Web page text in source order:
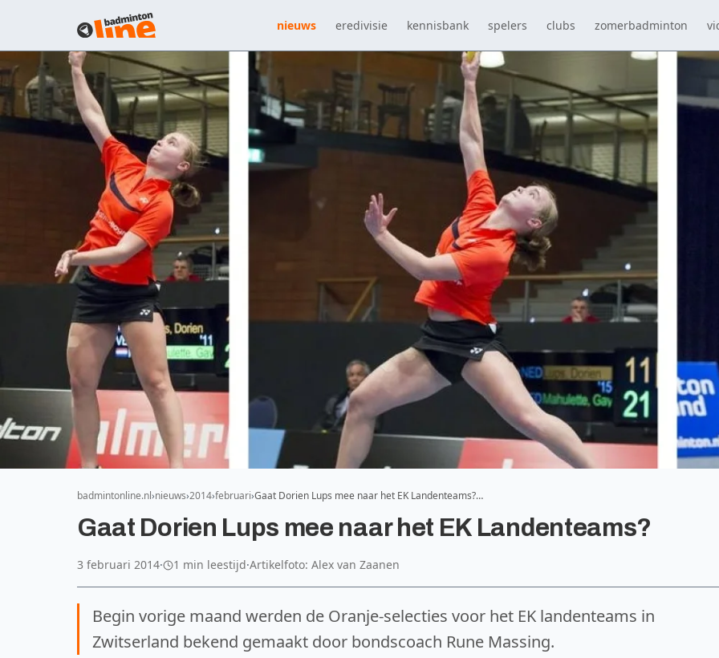
nieuws eredivisie kennisbank spelers clubs zomerbadminton
badmintonline.nl nieuws 2014 februari Gaat Dorien Lups mee naar het EK Landenteams?…
Gaat Dorien Lups mee naar het EK Landenteams?
3 februari 2014· 1 min leestijd·Artikelfoto: Alex van Zaanen
Begin vorige maand werden de Oranje-selecties voor het EK landenteams in
Zwitserland bekend gemaakt door bondscoach Rune Massing.